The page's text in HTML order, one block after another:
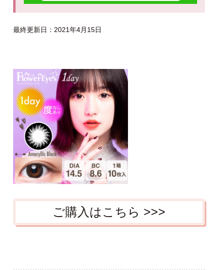
最終更新日：2021年4月15日
ご購入はこちら >>>